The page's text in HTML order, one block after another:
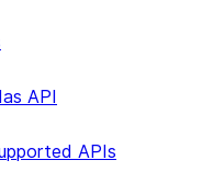
API
APIs